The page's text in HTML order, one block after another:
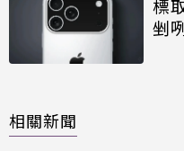
標
剉
相關新聞